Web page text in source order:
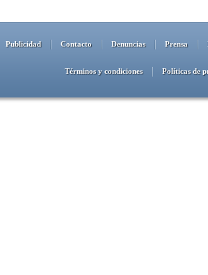
Publicidad Contacto Denuncias Prensa
Términos y condiciones Políticas de